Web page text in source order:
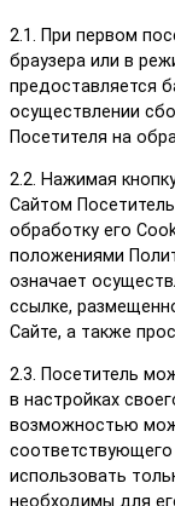
2.1. При первом
браузера или в
предоставляется
осуществлении
Посетителя на
2.2. Нажимая
Сайтом
обработку его
положениями
означает
ссылке,
Сайте, а также
2.3. Посетитель
в настройках
возможностью
соответствующего
использовать